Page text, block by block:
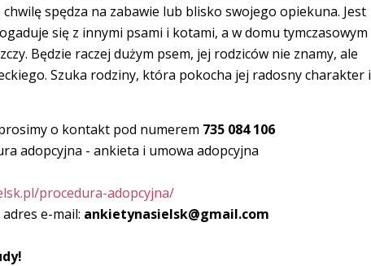
spędza na zabawie lub blisko swojego opiekuna. Jest
się z innymi psami i kotami, a w domu tymczasowym
Będzie raczej dużym psem, jej rodziców nie znamy, ale
Szuka rodziny, która pokocha jej radosny charakter i
o kontakt pod numerem 735 084 106
adopcyjna - ankieta i umowa adopcyjna
procedura-adopcyjna/
e-mail: ankietynasielsk@gmail.com